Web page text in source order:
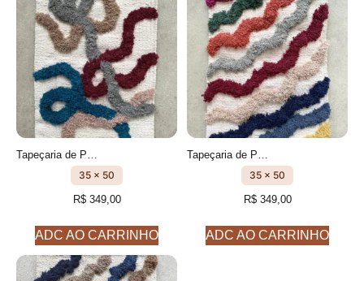
Tapeçaria de Parede - Quadro feito à mão- cm- Igarapé modelo 4
35 x 50
R$349,00
ADC AO CARRINHO
Tapeçaria de Parede - Quadro feito à mão- cm- Vale modelo 1
35 x 50
R$349,00
ADC AO CARRINHO